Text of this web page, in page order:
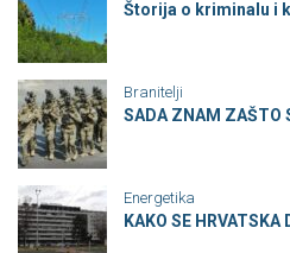
Štorija o kriminalu i
Branitelji
SADA ZNAM ZAŠTO
Energetika
KAKO SE HRVATSKA